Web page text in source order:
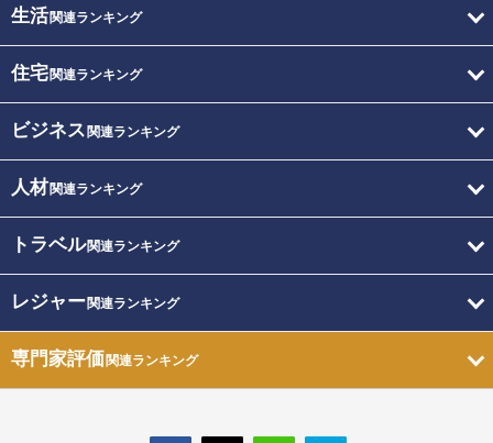
生活関連ランキング
住宅関連ランキング
ビジネス 関連ランキング
人材関連ランキング
トラベル関連ランキング
レジャー関連ランキング
専門家評価関連ランキング